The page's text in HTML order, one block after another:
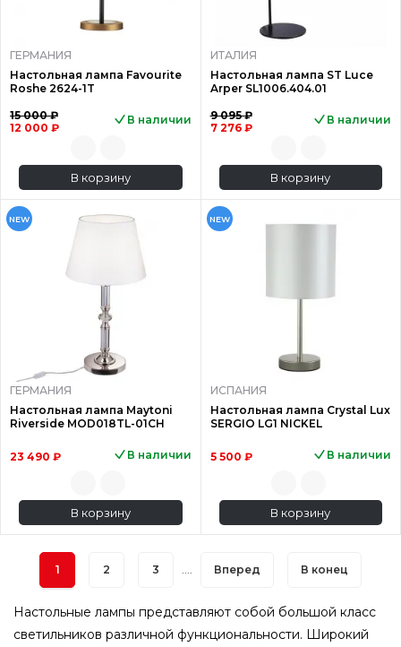
ГЕРМАНИЯ
Настольная лампа Favourite
Roshe 2624-1T
15 000 ₽
12 000 ₽
В наличии
В корзину
ИТАЛИЯ
Настольная лампа ST Luce
Arper SL1006.404.01
9 095 ₽
7 276 ₽
В наличии
В корзину
NEW
ГЕРМАНИЯ
Настольная лампа Maytoni
Riverside MOD018TL-01CH
23 490 ₽ В наличии
В корзину
NEW
ИСПАНИЯ
Настольная лампа Crystal Lux
SERGIO LG1 NICKEL
5 500 ₽ В наличии
В корзину
1 2 3 Вперед В конец
Настольные лампы представляют собой большой класс
светильников различной функциональности. Широкий